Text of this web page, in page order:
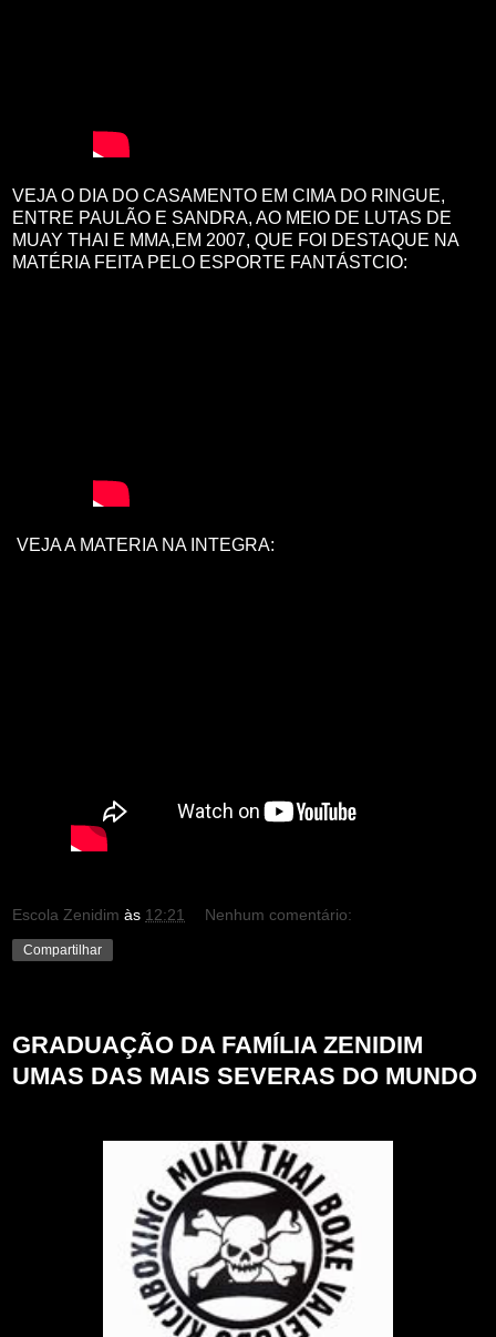
VEJA O DIA DO CASAMENTO EM CIMA DO RINGUE,
ENTRE PAULÃO E SANDRA, AO MEIO DE LUTAS DE
MUAY THAI E MMA,EM 2007, QUE FOI DESTAQUE NA
MATÉRIA FEITA PELO ESPORTE FANTÁSTCIO:
VEJA A MATERIA NA INTEGRA:
Escola Zenidim às 12:21 Nenhum comentário:
Compartilhar
GRADUAÇÃO DA FAMÍLIA ZENIDIM
UMAS DAS MAIS SEVERAS DO MUNDO